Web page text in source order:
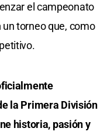
el campeonato
torneo que, como
la Primera División
historia, pasión y